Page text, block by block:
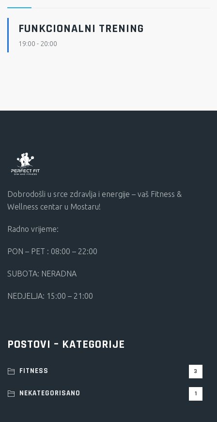
FUNKCIONALNI TRENING
19:00 - 20:00
Dobrodošli u srce zdravlja i energije – vaš Fitness &
Wellness centar u Mostaru!
Radno vrijeme:
PON – PET : 08:00 – 22:00
SUBOTA: NERADNA
NEDJELJA: 15:00 – 21:00
POSTOVI – KATEGORIJE
FITNESS 3
NEKATEGORISANO 1